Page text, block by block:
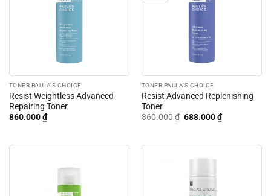
TONER PAULA’S CHOICE
Resist Weightless Advanced
Repairing Toner
860.000₫
TONER PAULA’S CHOICE
Resist Advanced Replenishing
Toner
860.000₫ Giá
688.000₫Giá
hiện
688.000 ₫.